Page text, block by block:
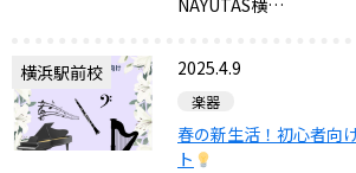
NAYUTAS横…
横浜駅前校 2025.4.9
楽器
春の新生活！初心者向
ト